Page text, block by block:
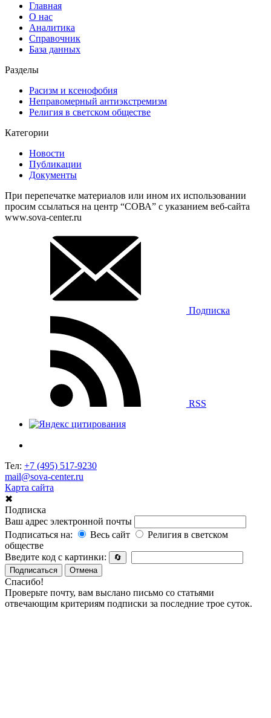
Главная
О нас
Аналитика
Справочник
База данных
Разделы
Расизм и ксенофобия
Неправомерный антиэкстремизм
Религия в светском обществе
Категории
Новости
Публикации
Документы
При перепечатке материалов или ином их использовании
просим ссылаться на центр “СОВА” с указанием веб-сайта
www.sova-center.ru
Подписка
RSS
Тел: +7 (495) 517-9230
mail@sova-center.ru
Карта сайта
✖
Подписка
Ваш адрес электронной почты
Подписаться на:
Весь сайт
Религия в светском
обществе
Введите код с картинки:
🔄
Подписаться
Отмена
Спасибо!
Проверьте почту, вам выслано письмо со статьями
отвечающим критериям подписки за последние трое суток.